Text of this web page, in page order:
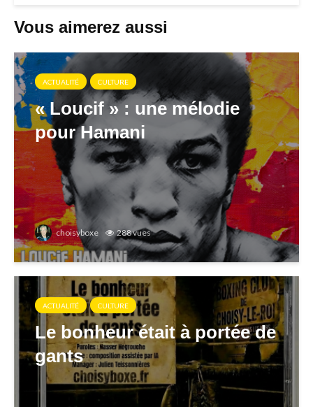
Vous aimerez aussi
ACTUALITÉ CULTURE
« Loucif » : une mélodie
pour Hamani
choisyboxe 288 vues
ACTUALITÉ CULTURE
Le bonheur était à portée de
gants